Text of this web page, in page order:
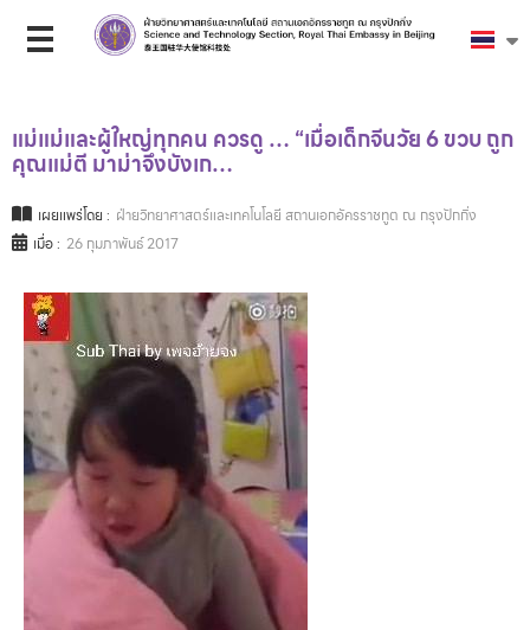
แม่แม่และผู้ใหญ่ทุกคน ควรดู … “เมื่อเด็กจีนวัย 6 ขวบ ถูก
คุณแม่ตี มาม่าจึงบังเก…
เผยแพร่โดย : ฝ่ายวิทยาศาสตร์และเทคโนโลยี สถานเอกอัครราชทูต ณ กรุงปักกิ่ง
เมื่อ : 26 กุมภาพันธ์ 2017